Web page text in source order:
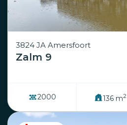
3824 JA Amersfoort
Zalm 9
2000 136 m2